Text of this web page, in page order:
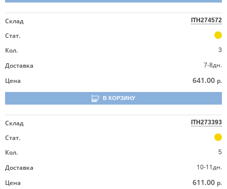
Склад ITH274572
Стат.
Кол.
3
Доставка
7-8дн.
Цена
641.00 р.
В КОРЗИНУ
Склад ITH273393
Стат.
Кол.
5
Доставка
10-11дн.
Цена
611.00 р.